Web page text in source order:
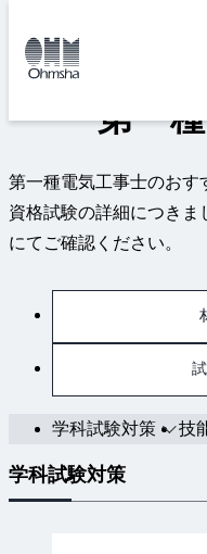
トップ
第一
第一種電気工事士のおす
資格試験の詳細につきま
にてご確認ください。
学科試験対策 技
学科試験対策